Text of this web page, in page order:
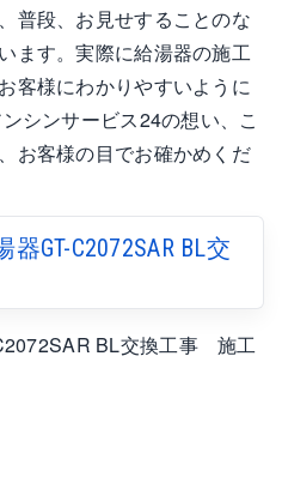
普段、お見せすることのな
ます。実際に給湯器の施工
客様にわかりやすいように
シンサービス24の想い、こ
お客様の目でお確かめくだ
GT-C2072SAR BL交
BL交換工事 施工